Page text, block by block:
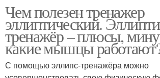
Чем полезен тренажер
эллиптический.
тренажёр – плюсы,
какие мышцы
С помощью эллипс-тренажёра можно